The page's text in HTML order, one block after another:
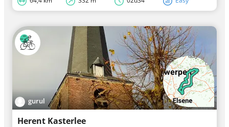
gurul
Herent Kasterlee